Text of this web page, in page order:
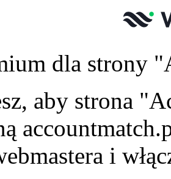
dla strony
aby strona
i